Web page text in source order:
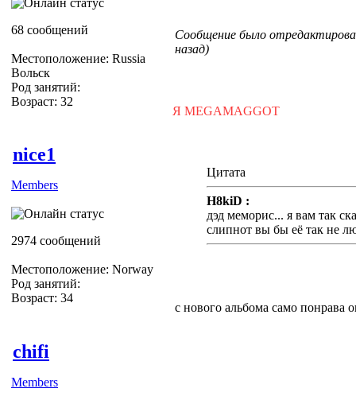
68 сообщений
Местоположение: Russia
Вольск
Род занятий:
Возраст: 32
Сообщение было
назад)
Я MEGAMAGGOT
nice1
Members
2974 сообщений
Местоположение: Norway
Род занятий:
Возраст: 34
Цитата
H8kiD :
дэд меморис... я вам так
слипнот вы бы её так не
с нового альбома само
chifi
Members